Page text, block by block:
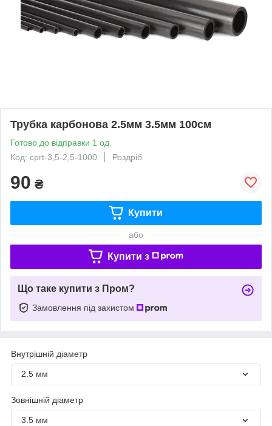
Трубка карбонова 2.5мм 3.5мм 100см
Готово до відправки 1 од.
Код: cprt-3,5-2,5-1000
Роздріб
90 ₴
Купити
або
Купити з
Що таке купити з Пром?
Замовлення під захистом
Внутрішній діаметр
2.5 мм
Зовнішній діаметр
3.5 мм